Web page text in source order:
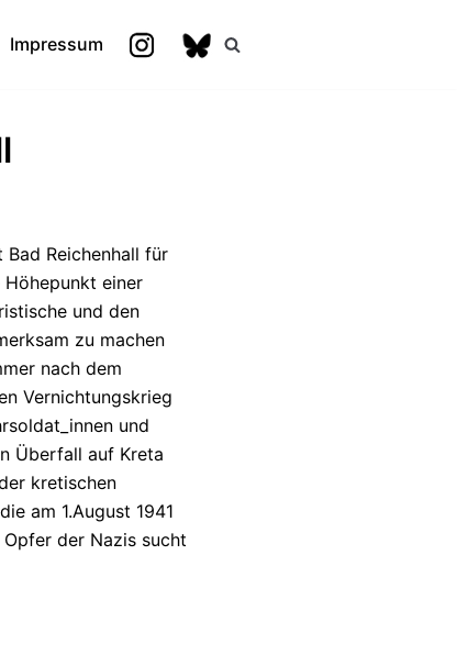
Impressum
Reichenhall für
einer
und den
zu machen
nach dem
Vernichtungskrieg
und
Überfall auf Kreta
kretischen
am 1.August 1941
der Nazis sucht